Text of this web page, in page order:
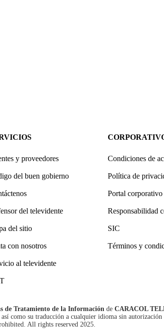
y proveedores
del buen gobierno
del televidente
del sitio
con nosotros
al televidente
Condiciones de
Política de
Portal corporativo
Responsabilidad
SIC
Términos y
de Tratamiento de la Información de CARACOL
como su traducción a cualquier idioma sin autorización
All rights reserved 2025.